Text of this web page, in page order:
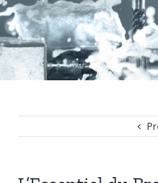
Bronze
Coussinets
Autres